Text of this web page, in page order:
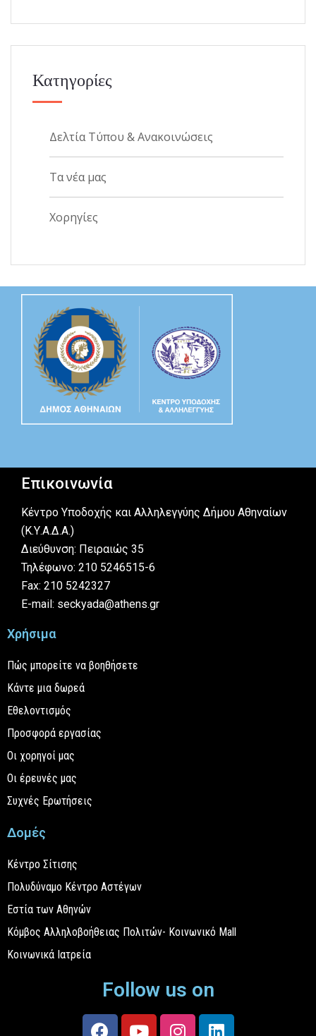
Κατηγορίες
Δελτία Τύπου & Ανακοινώσεις
Τα νέα μας
Χορηγίες
Επικοινωνία
Κέντρο Υποδοχής και Αλληλεγγύης Δήμου Αθηναίων
(Κ.Υ.Α.Δ.Α.)
Διεύθυνση: Πειραιώς 35
Τηλέφωνο: 210 5246515-6
Fax: 210 5242327
E-mail: seckyada@athens.gr
Χρήσιμα
Πώς μπορείτε να βοηθήσετε
Κάντε μια δωρεά
Εθελοντισμός
Προσφορά εργασίας
Οι χορηγοί μας
Οι έρευνές μας
Συχνές Ερωτήσεις
Δομές
Κέντρο Σίτισης
Πολυδύναμο Κέντρο Αστέγων
Εστία των Αθηνών
Κόμβος Αλληλοβοήθειας Πολιτών- Κοινωνικό Mall
Κοινωνικά Ιατρεία
Follow us on